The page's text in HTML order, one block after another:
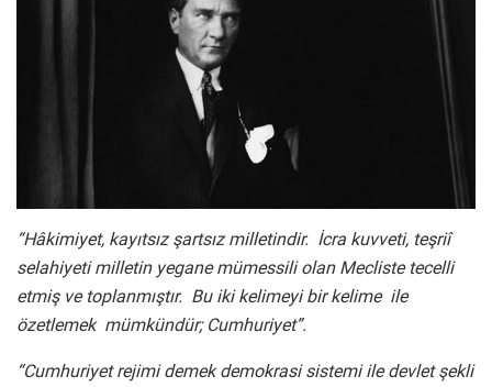
“Hâkimiyet, kayıtsız şartsız milletindir. İcra kuvveti, teşriî
selahiyeti milletin yegane mümessili olan Mecliste tecelli
etmiş ve toplanmıştır. Bu iki kelimeyi bir kelime ile
özetlemek mümkündür; Cumhuriyet”.
“Cumhuriyet rejimi demek demokrasi sistemi ile devlet şekli